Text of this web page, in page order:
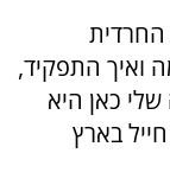
ואיך התפקיד,
כאן היא
בארץ